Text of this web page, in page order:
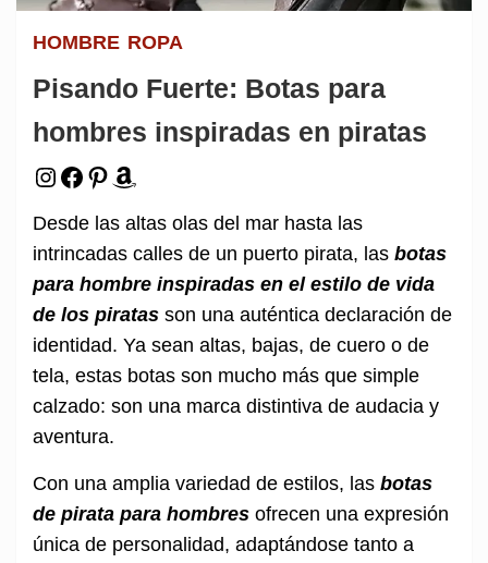
HOMBRE ROPA
Pisando Fuerte: Botas para
hombres inspiradas en piratas
Instagram
Facebook
Pinterest
Amazon
Desde las altas olas del mar hasta las
intrincadas calles de un puerto pirata, las botas
para hombre inspiradas en el estilo de vida
de los piratas son una auténtica declaración de
identidad. Ya sean altas, bajas, de cuero o de
tela, estas botas son mucho más que simple
calzado: son una marca distintiva de audacia y
aventura.
Con una amplia variedad de estilos, las botas
de pirata para hombres ofrecen una expresión
única de personalidad, adaptándose tanto a